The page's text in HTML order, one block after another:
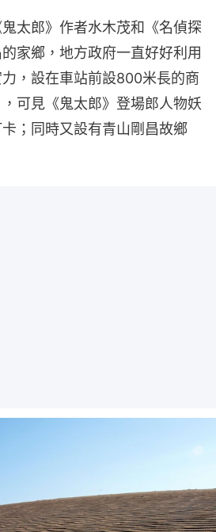
太郎》作者水木茂和《名偵探
家鄉，地方政府一直好好利用
，設在車站前設800米長的商
可見《鬼太郎》登場郎人物妖
；同時又設有青山剛昌故鄉